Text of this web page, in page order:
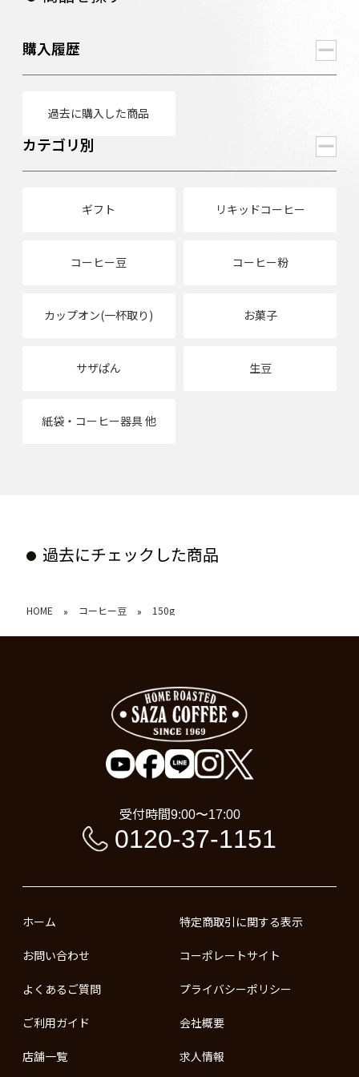
購入履歴
過去に購入した商品
カテゴリ別
ギフト リキッドコーヒー
コーヒー豆 コーヒー粉
カップオン(一杯取り) お菓子
サザぱん 生豆
紙袋・コーヒー器具 他
過去にチェックした商品
HOME » コーヒー豆 » 150g
受付時間9:00〜17:00
0120-37-1151
ホーム
お問い合わせ
よくあるご質問
ご利用ガイド
店舗一覧
特定商取引に関する表示
コーポレートサイト
プライバシーポリシー
会社概要
求人情報